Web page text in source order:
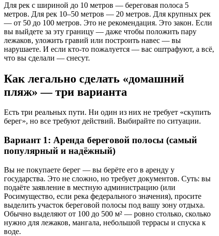
Для рек с шириной до 10 метров — береговая полоса 5
метров. Для рек 10–50 метров — 20 метров. Для крупных рек
— от 50 до 100 метров. Это не рекомендация. Это закон. Если
вы выйдете за эту границу — даже чтобы положить пару
лежаков, уложить гравий или построить навес — вы
нарушаете. И если кто-то пожалуется — вас оштрафуют, а всё,
что вы сделали — снесут.
Как легально сделать «домашний
пляж» — три варианта
Есть три реальных пути. Ни один из них не требует «скупить
берег», но все требуют действий. Выбирайте по ситуации.
Вариант 1: Аренда береговой полосы (самый
популярный и надёжный)
Вы не покупаете берег — вы берёте его в аренду у
государства. Это не сложно, но требует документов. Суть: вы
подаёте заявление в местную администрацию (или
Росимущество, если река федерального значения), просите
выделить участок береговой полосы под вашу зону отдыха.
Обычно выделяют от 100 до 500 м² — ровно столько, сколько
нужно для лежаков, мангала, небольшой террасы и спуска к
воде.